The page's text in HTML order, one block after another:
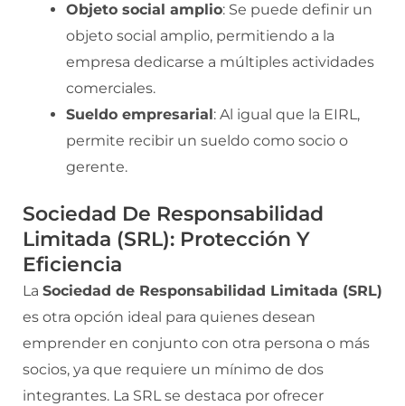
Objeto social amplio: Se puede definir un
objeto social amplio, permitiendo a la
empresa dedicarse a múltiples actividades
comerciales.
Sueldo empresarial: Al igual que la EIRL,
permite recibir un sueldo como socio o
gerente.
Sociedad De Responsabilidad
Limitada (SRL): Protección Y
Eficiencia
La Sociedad de Responsabilidad Limitada (SRL)
es otra opción ideal para quienes desean
emprender en conjunto con otra persona o más
socios, ya que requiere un mínimo de dos
integrantes. La SRL se destaca por ofrecer